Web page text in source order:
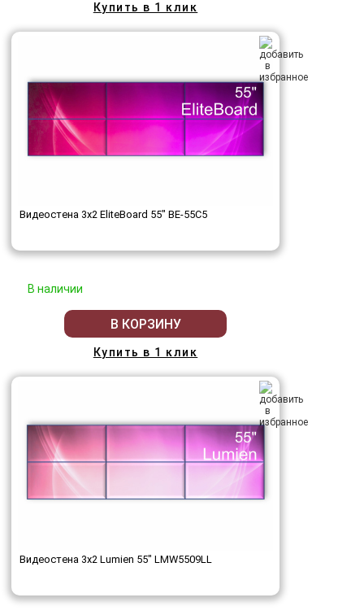
Купить в 1 клик
Видеостена 3x2 EliteBoard 55" BE-55C5
В наличии
В КОРЗИНУ
Купить в 1 клик
Видеостена 3x2 Lumien 55" LMW5509LL